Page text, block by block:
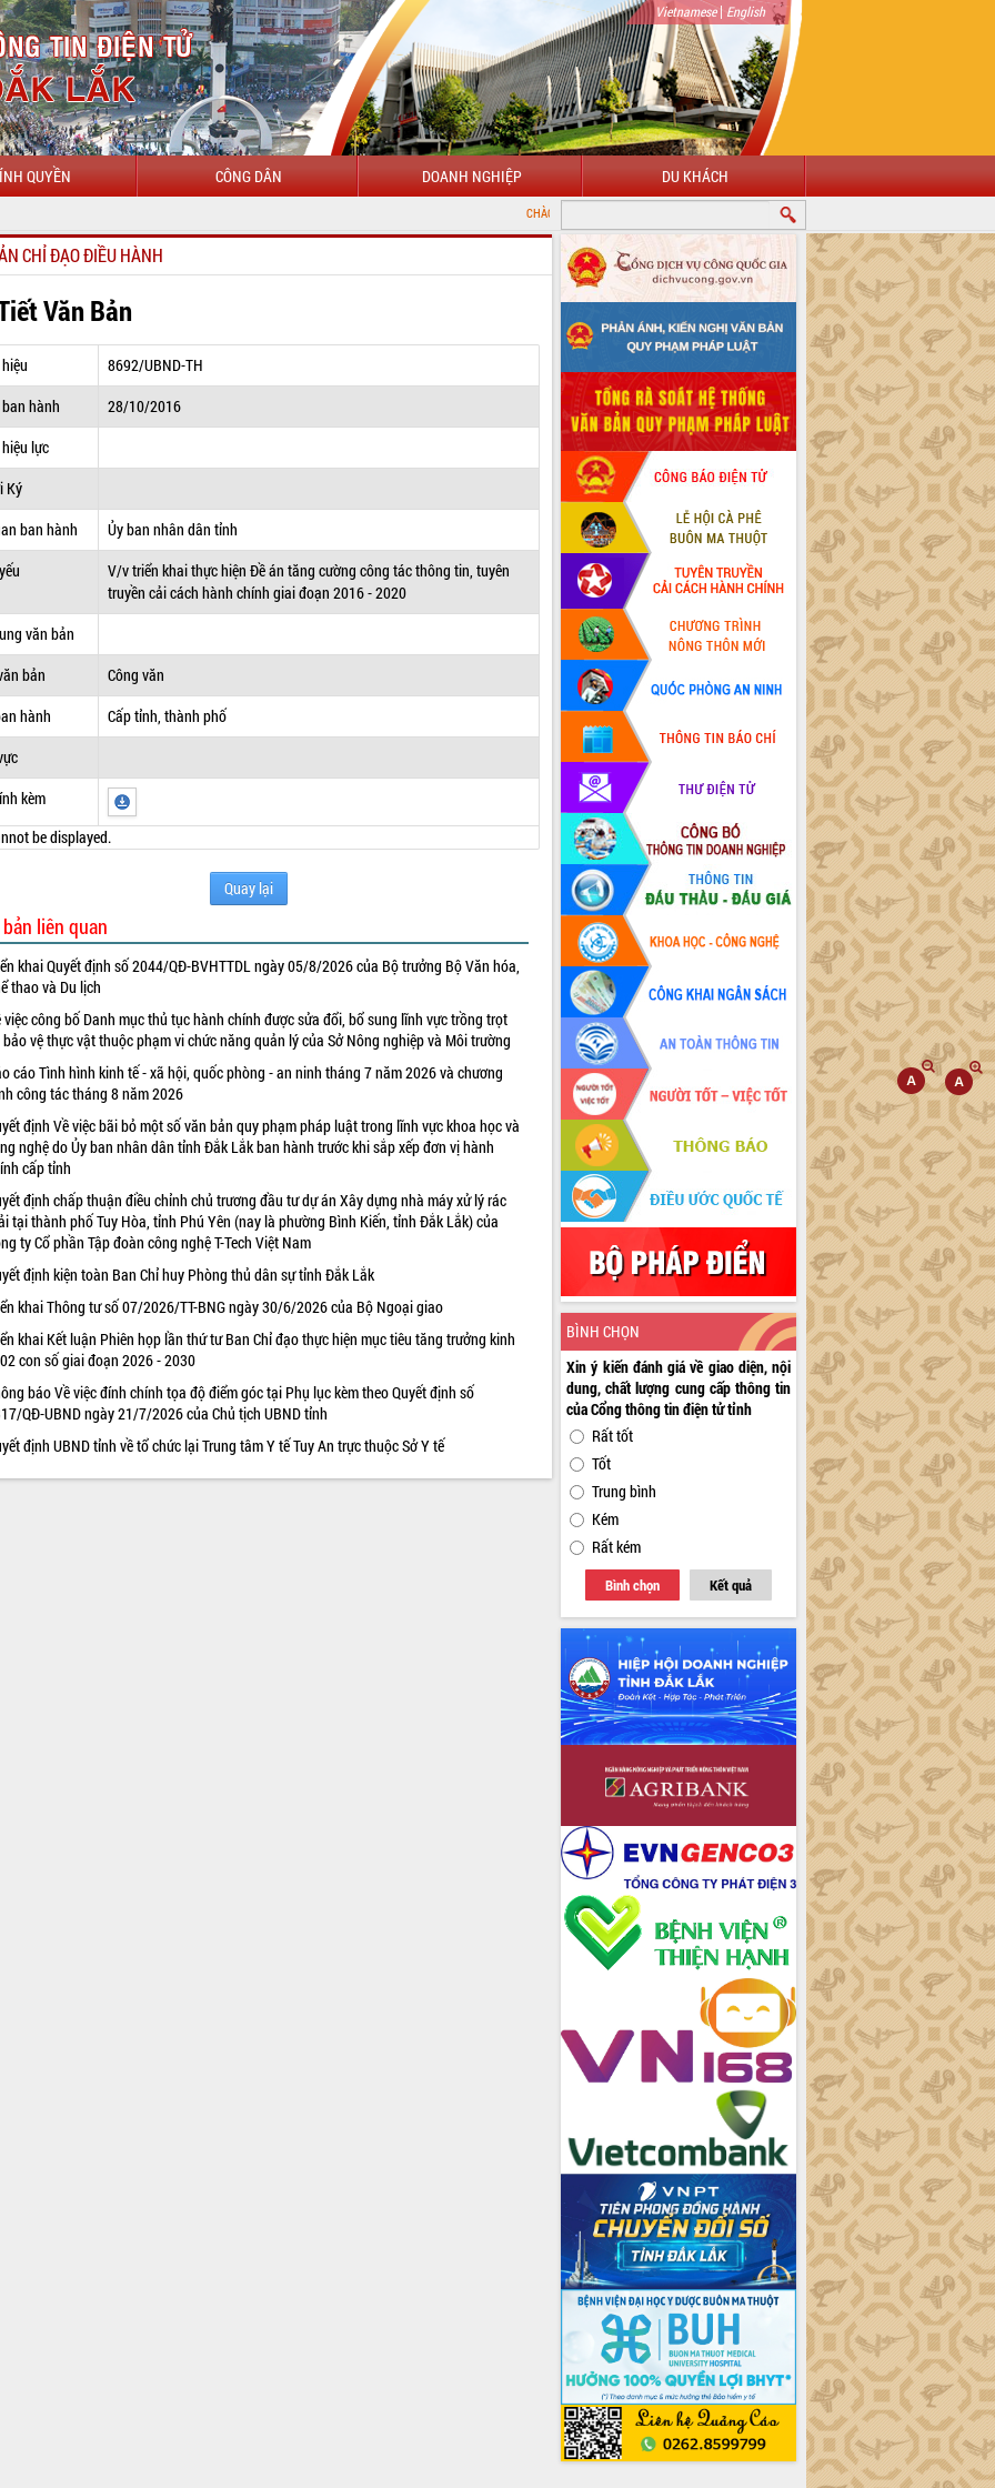
Vietnamese| English
QUYỀN CÔNG DÂN DOANH NGHIỆP DU KHÁCH
CHÀO MỪNG ĐẾN VỚI CỔNG THÔNG TIN ĐIỆN TỬ TỈNH ĐẮK LẮK
CHỈ ĐẠO ĐIỀU HÀNH
Văn Bản
8692/UBND-TH
hành
28/10/2016
lực
Ký
ban hành
Ủy ban nhân dân tỉnh
V/v triển khai thực hiện Đề án tăng cường công tác thông tin, tuyên
truyền cải cách hành chính giai đoạn 2016 - 2020
văn bản
bản
Công văn
hành
Cấp tỉnh, thành phố
kèm
be displayed.
Quay lại
liên quan
khai Quyết định số 2044/QĐ-BVHTTDL ngày 05/8/2026 của Bộ trưởng Bộ Văn hóa,
thao và Du lịch
việc công bố Danh mục thủ tục hành chính được sửa đổi, bổ sung lĩnh vực trồng trọt
bảo vệ thực vật thuộc phạm vi chức năng quản lý của Sở Nông nghiệp và Môi trường
cáo Tình hình kinh tế - xã hội, quốc phòng - an ninh tháng 7 năm 2026 và chương
công tác tháng 8 năm 2026
định Về việc bãi bỏ một số văn bản quy phạm pháp luật trong lĩnh vực khoa học và
nghệ do Ủy ban nhân dân tỉnh Đắk Lắk ban hành trước khi sắp xếp đơn vị hành
cấp tỉnh
định chấp thuận điều chỉnh chủ trương đầu tư dự án Xây dựng nhà máy xử lý rác
tại thành phố Tuy Hòa, tỉnh Phú Yên (nay là phường Bình Kiến, tỉnh Đắk Lắk) của
ty Cổ phần Tập đoàn công nghệ T-Tech Việt Nam
định kiện toàn Ban Chỉ huy Phòng thủ dân sự tỉnh Đắk Lắk
khai Thông tư số 07/2026/TT-BNG ngày 30/6/2026 của Bộ Ngoại giao
khai Kết luận Phiên họp lần thứ tư Ban Chỉ đạo thực hiện mục tiêu tăng trưởng kinh
con số giai đoạn 2026 - 2030
báo Về việc đính chính tọa độ điểm góc tại Phụ lục kèm theo Quyết định số
QĐ-UBND ngày 21/7/2026 của Chủ tịch UBND tỉnh
định UBND tỉnh về tổ chức lại Trung tâm Y tế Tuy An trực thuộc Sở Y tế
BÌNH CHỌN
Xin ý kiến đánh giá về giao diện, nội
dung, chất lượng cung cấp thông tin
của Cổng thông tin điện tử tỉnh
Rất tốt
Tốt
Trung bình
Kém
Rất kém
Bình chọn Kết quả